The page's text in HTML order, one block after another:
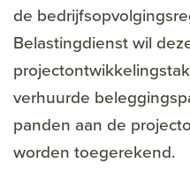
de
Belastingdienst wil
verhuurde
panden aan de
worden toegerekend.